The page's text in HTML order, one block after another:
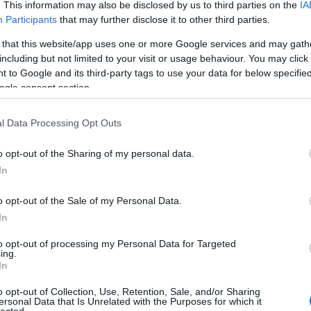
This information may also be disclosed by us to third parties on the
Participants that may further disclose it to other third parties.
that this website/app uses one or more Google services and may
but not limited to your visit or usage behaviour. You may
to Google and its third-party tags to use your data for below
consent section.
Data Processing Opt Outs
opt-out of the Sharing of my personal data.
opt-out of the Sale of my Personal Data.
opt-out of processing my Personal Data for Targeted
opt-out of Collection, Use, Retention, Sale, and/or Sharing
Data that Is Unrelated with the Purposes for which it
TOVÁBB →
(LEMEZKRITIKA)
helyezi a korábbi számokat. Arról hogy ez mennyire
ad hozzá a szerzeményekhez, kritikánkban olvashattok.
st vincent rec067